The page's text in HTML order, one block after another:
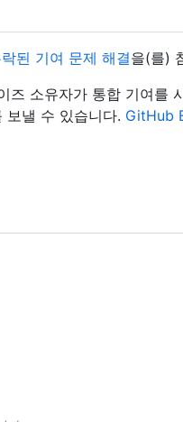
된 기여 문제 해결을(를)
소유자가 통합 기여를
낼 수 있습니다. GitHub